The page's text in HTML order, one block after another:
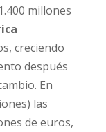
millones
creciendo
después
En
las
de euros,